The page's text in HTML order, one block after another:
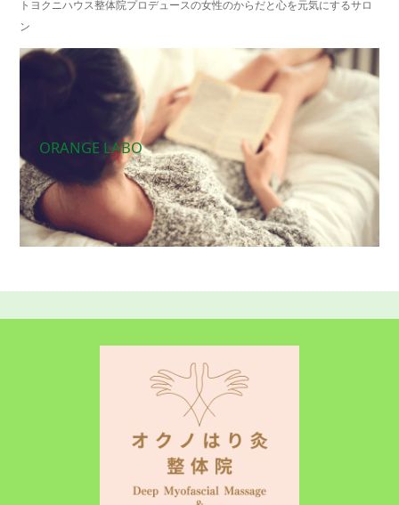
トヨクニハウス整体院プロデュースの女性のからだと心を元気にするサロ
ン
ORANGE LABO